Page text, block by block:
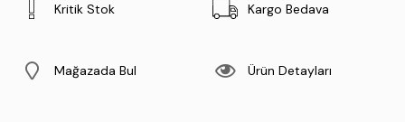
Kritik Stok Kargo Bedava
Mağazada Bul Ürün Detayları